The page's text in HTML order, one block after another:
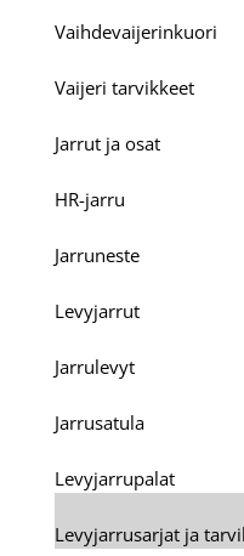
Vaihdevaijerinkuori
Vaijeri tarvikkeet
Jarrut ja osat
HR-jarru
Jarruneste
Levyjarrut
Jarrulevyt
Jarrusatula
Levyjarrupalat
Levyjarrusarjat ja